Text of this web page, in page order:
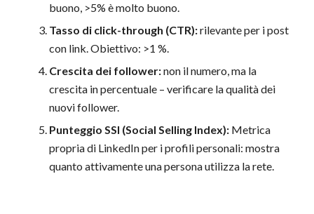
buono, >5% è molto buono.
Tasso di click-through (CTR):rilevante per i post
con link. Obiettivo: >1 %.
Crescita dei follower:non il numero, ma la
crescita in percentuale – verificare la qualità dei
nuovi follower.
Punteggio SSI (Social Selling Index):Metrica
propria di LinkedIn per i profili personali: mostra
quanto attivamente una persona utilizza la rete.